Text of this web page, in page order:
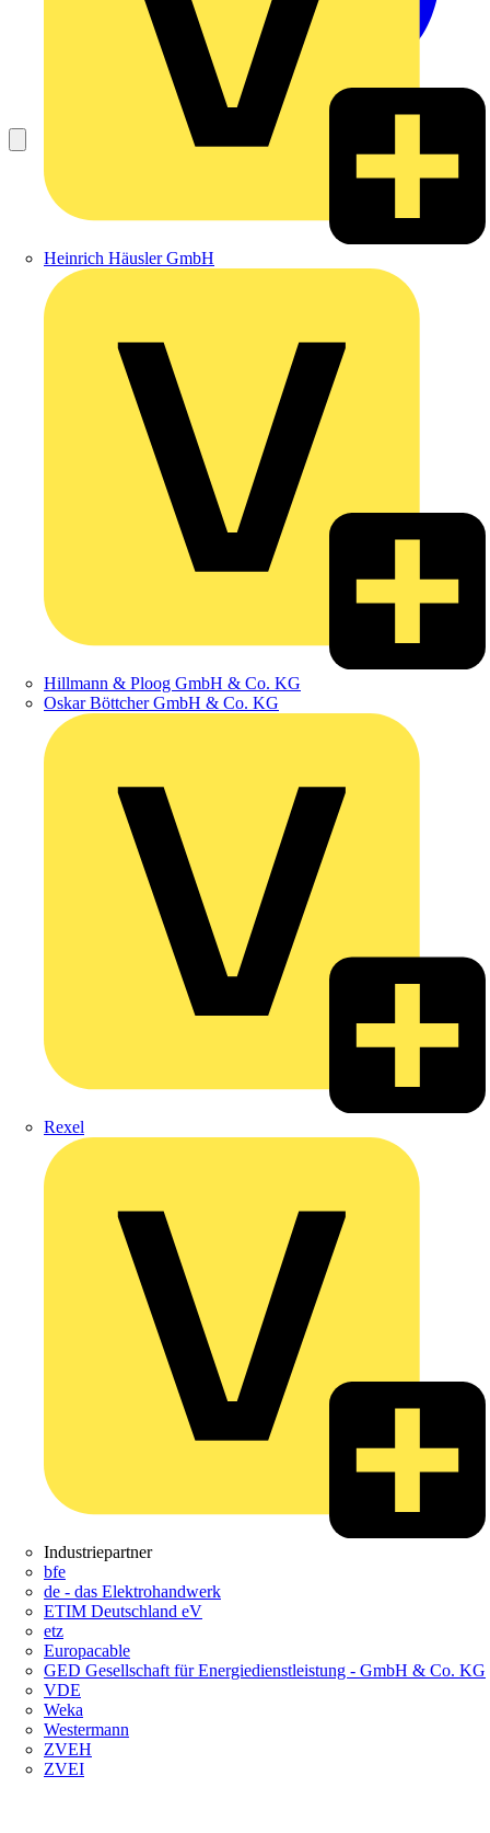
Heinrich Häusler GmbH
Hillmann & Ploog GmbH & Co. KG
Oskar Böttcher GmbH & Co. KG
Rexel
Industriepartner
bfe
de - das Elektrohandwerk
ETIM Deutschland eV
etz
Europacable
GED Gesellschaft für Energiedienstleistung - GmbH & Co. KG
VDE
Weka
Westermann
ZVEH
ZVEI